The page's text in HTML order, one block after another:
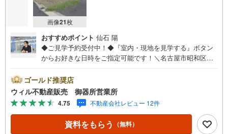
画像21枚
おすすめポイント 仙石 陽
◆ご見学予約受付中！◆『室内・現地を見学する』ボタン
からお好きな日時をご指定可能です！＼名古屋市昭和区、
名古屋市昭和区、天白区の直接のご売却依頼を数多くいた
だいている不動産仲介会社です。ネット上で分かる立地環
境はもちろん、過去にお任せいただいたお客様に現地の生
の声をもとに住戸環境を提案致します。＼平日のお住まい
探しの方へ/弊社では平日にご内覧・契約など平日にお住ま
い探しをされるお客様にサービスをご用意しています。＼
ゴールド推奨店
ウィル不動産販売 御器所営業所
4.75 不動産会社レビュー 12件
資料をもらう （無料）